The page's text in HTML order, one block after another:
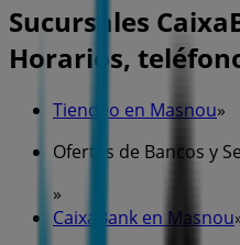
Sucursales
Horarios,
Tiendeo en Masnou»
Ofertas de Bancos y
»
CaixaBank en Masnou